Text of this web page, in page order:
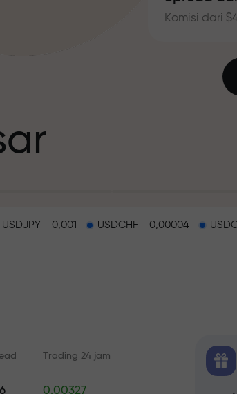
Komisi dari
balap
USDJPY = 0,001 USDCHF = 0,00004
Trading 24 jam
0.00327